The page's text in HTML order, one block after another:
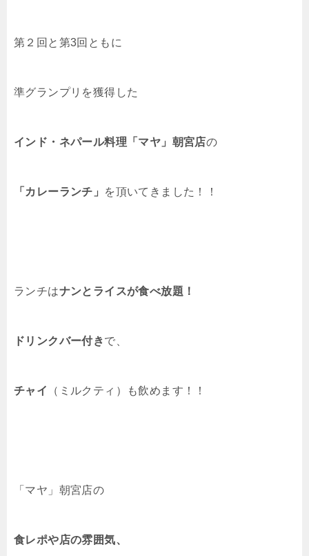
第２回と第3回ともに
準グランプリを獲得した
インド・ネパール料理「マヤ」朝宮店の
「カレーランチ」 を頂いてきました！！
ランチはナンとライスが食べ放題！
ドリンクバー付きで、
チャイ （ミルクティ）も飲めます！！
「マヤ」朝宮店の
食レポや店の雰囲気、